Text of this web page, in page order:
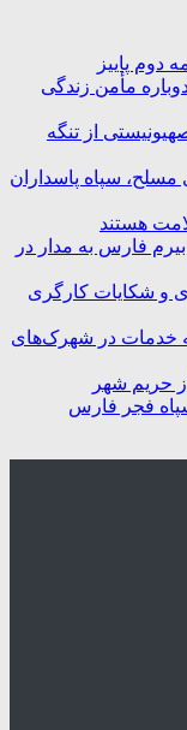
دوم پاییز
مأمن زندگی
از تنگه
مسلح، سپاه پاسداران
هستند
۶۰ درصد آب بیرم فارس به مدار در
و شکایات کارگری
خدمات در شهرک‌های
حریم شهر
فجر فارس